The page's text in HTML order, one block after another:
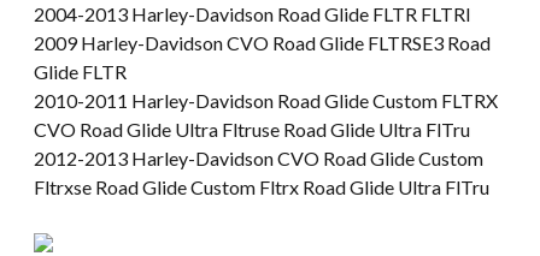
2004-2013 Harley-Davidson Road Glide FLTR FLTRI
2009 Harley-Davidson CVO Road Glide FLTRSE3 Road
Glide FLTR
2010-2011 Harley-Davidson Road Glide Custom FLTRX
CVO Road Glide Ultra Fltruse Road Glide Ultra FlTru
2012-2013 Harley-Davidson CVO Road Glide Custom
Fltrxse Road Glide Custom Fltrx Road Glide Ultra FlTru